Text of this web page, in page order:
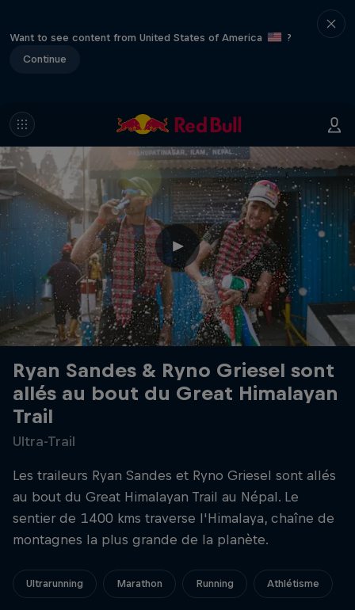
Want to see content from United States of America
?
Continue
Ryan Sandes & Ryno Griesel sont
allés au bout du Great Himalayan
Trail
Ultra-Trail
Les traileurs Ryan Sandes et Ryno Griesel sont allés
au bout du Great Himalayan Trail au Népal. Le
sentier de 1400 kms traverse l'Himalaya, chaîne de
montagnes la plus grande de la planète.
Ultrarunning Marathon Running Athlétisme